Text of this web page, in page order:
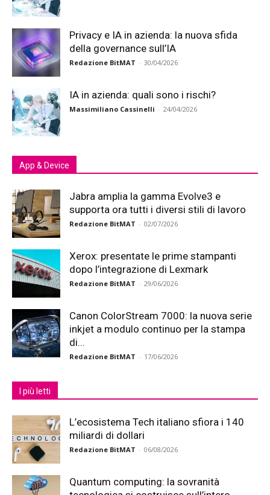
Privacy e IA in azienda: la nuova sfida
della governance sull’IA
Redazione BitMAT - 30/04/2026
IA in azienda: quali sono i rischi?
Massimiliano Cassinelli - 24/04/2026
App & Device
Jabra amplia la gamma Evolve3 e
supporta ora tutti i diversi stili di lavoro
Redazione BitMAT - 02/07/2026
Xerox: presentate le prime stampanti
dopo l’integrazione di Lexmark
Redazione BitMAT - 29/06/2026
Canon ColorStream 7000: la nuova serie
inkjet a modulo continuo per la stampa
di...
Redazione BitMAT - 17/06/2026
I più letti
L’ecosistema Tech italiano sfiora i 140
miliardi di dollari
Redazione BitMAT - 06/08/2026
Quantum computing: la sovranità